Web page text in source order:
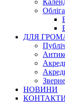
ДЛЯ
НОВИНИ